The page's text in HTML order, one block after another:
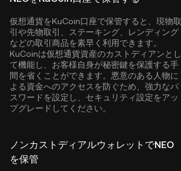
仮想通貨をKuCoin口座で保管すると、現物取
引や先物取引、ステーキング、レンディング
などの取引商品を素早く利用できます。
KuCoinは仮想通貨資産のカストディアンとし
て機能し、お客様自身が秘密鍵を保護する手
間を省くことができます。悪意のある人物に
よる資金へのアクセスを防ぐため、強力なパ
スワードを設定し、セキュリティ設定をアッ
プグレードしてください。
ノンカストディアルウォレットでNEO
を保管